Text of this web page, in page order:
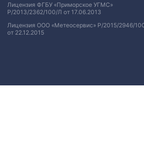
Лицензия ФГБУ «Приморское УГМС»
Р/2013/2362/100/Л от 17.06.2013
Лицензия ООО «Метеосервис» Р/2015/2946/
от 22.12.2015